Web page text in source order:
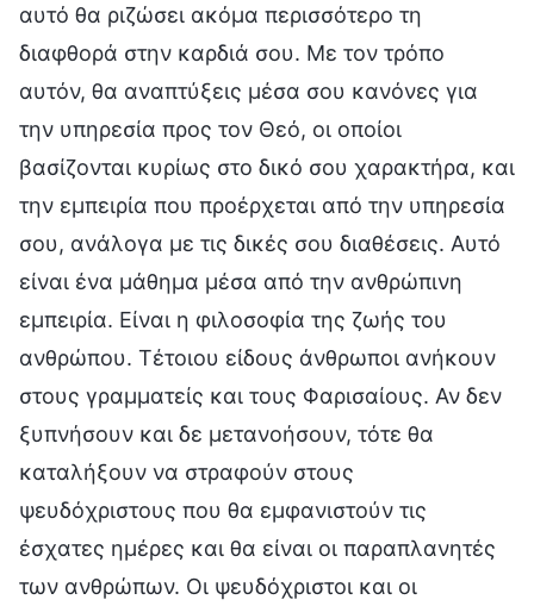
αυτό θα ριζώσει ακόμα περισσότερο τη
διαφθορά στην καρδιά σου. Με τον τρόπο
αυτόν, θα αναπτύξεις μέσα σου κανόνες για
την υπηρεσία προς τον Θεό, οι οποίοι
βασίζονται κυρίως στο δικό σου χαρακτήρα, και
την εμπειρία που προέρχεται από την υπηρεσία
σου, ανάλογα με τις δικές σου διαθέσεις. Αυτό
είναι ένα μάθημα μέσα από την ανθρώπινη
εμπειρία. Είναι η φιλοσοφία της ζωής του
ανθρώπου. Τέτοιου είδους άνθρωποι ανήκουν
στους γραμματείς και τους Φαρισαίους. Αν δεν
ξυπνήσουν και δε μετανοήσουν, τότε θα
καταλήξουν να στραφούν στους
ψευδόχριστους που θα εμφανιστούν τις
έσχατες ημέρες και θα είναι οι παραπλανητές
των ανθρώπων. Οι ψευδόχριστοι και οι